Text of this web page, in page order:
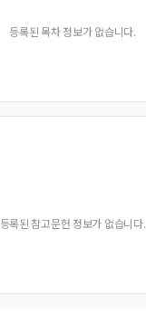
등록된 목차 정보가 없습니다.
등록된 참고문헌 정보가 없습니다.